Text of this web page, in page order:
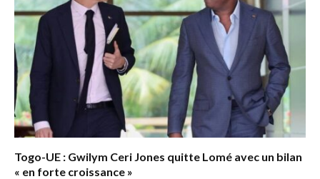
Togo-UE : Gwilym Ceri Jones quitte Lomé avec un bilan
« en forte croissance »